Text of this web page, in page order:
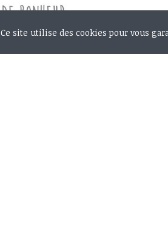
Ce site utilise des cookies pour vous